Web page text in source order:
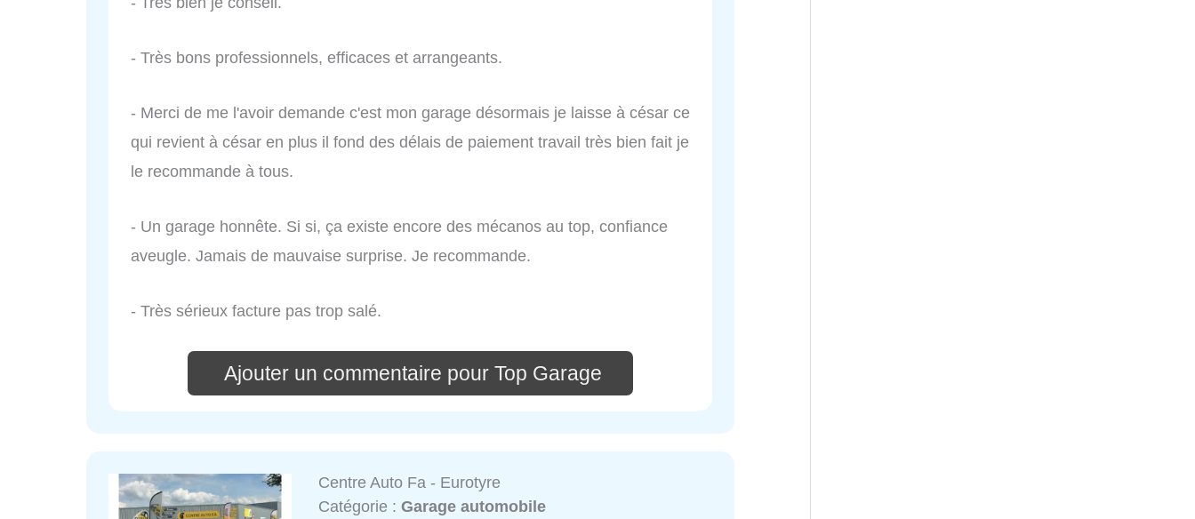
- Très bons professionnels, efficaces et arrangeants.
- Merci de me l'avoir demande c'est mon garage désormais je laisse à césar ce
qui revient à césar en plus il fond des délais de paiement travail très bien fait je
le recommande à tous.
- Un garage honnête. Si si, ça existe encore des mécanos au top, confiance
aveugle. Jamais de mauvaise surprise. Je recommande.
- Très sérieux facture pas trop salé.
Ajouter un commentaire pour Top Garage
Centre Auto Fa - Eurotyre
Catégorie :Garage automobile